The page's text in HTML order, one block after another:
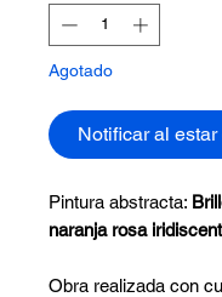
Agotado
Notificar al
Pintura abstracta:
naranja rosa
Obra realizada con